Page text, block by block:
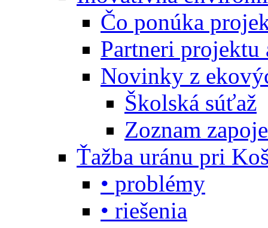
Čo ponúka
Partneri projektu
Novinky z
Školská súťaž
Zoznam
Ťažba uránu pri
• problémy
• riešenia